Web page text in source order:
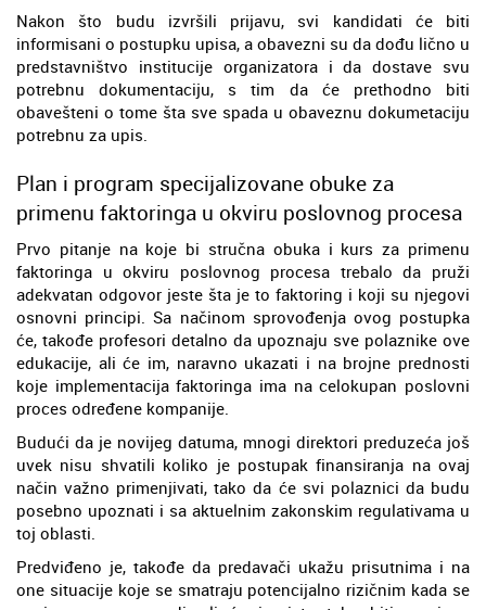
Nakon što budu izvršili prijavu, svi kandidati će biti
informisani o postupku upisa, a obavezni su da dođu lično u
predstavništvo institucije organizatora i da dostave svu
potrebnu dokumentaciju, s tim da će prethodno biti
obavešteni o tome šta sve spada u obaveznu dokumetaciju
potrebnu za upis.
Plan i program specijalizovane obuke za
primenu faktoringa u okviru poslovnog procesa
Prvo pitanje na koje bi stručna obuka i kurs za primenu
faktoringa u okviru poslovnog procesa trebalo da pruži
adekvatan odgovor jeste šta je to faktoring i koji su njegovi
osnovni principi. Sa načinom sprovođenja ovog postupka
će, takođe profesori detalno da upoznaju sve polaznike ove
edukacije, ali će im, naravno ukazati i na brojne prednosti
koje implementacija faktoringa ima na celokupan poslovni
proces određene kompanije.
Budući da je novijeg datuma, mnogi direktori preduzeća još
uvek nisu shvatili koliko je postupak finansiranja na ovaj
način važno primenjivati, tako da će svi polaznici da budu
posebno upoznati i sa aktuelnim zakonskim regulativama u
toj oblasti.
Predviđeno je, takođe da predavači ukažu prisutnima i na
one situacije koje se smatraju potencijalno rizičnim kada se